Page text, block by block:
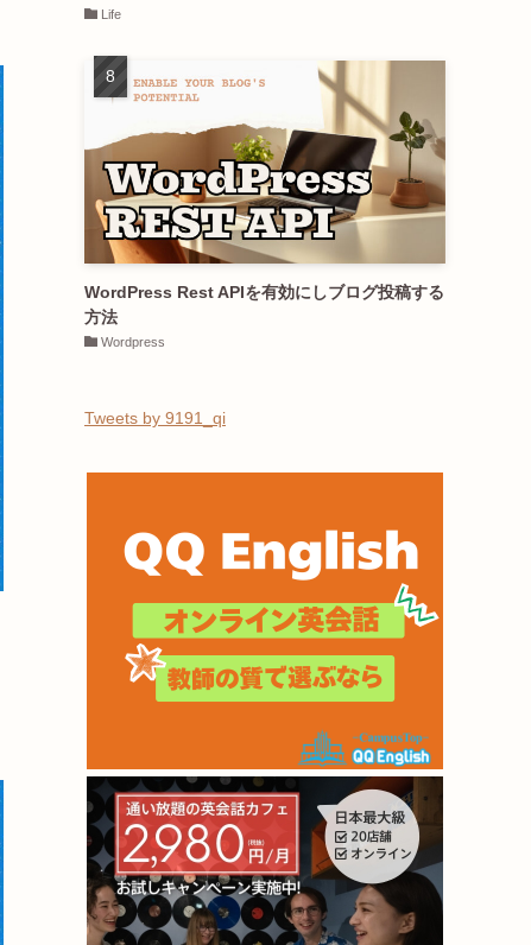
Life
WordPress Rest APIを有効にしブログ投稿する
方法
Wordpress
Tweets by 9191_qi